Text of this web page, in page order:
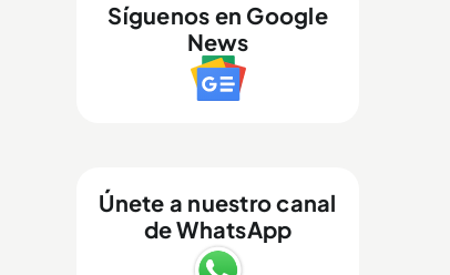
Síguenos en Google
News
Únete a nuestro canal
de WhatsApp